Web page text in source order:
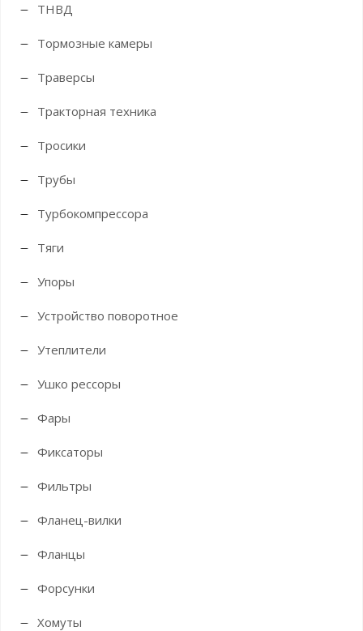
ТНВД
Тормозные камеры
Траверсы
Тракторная техника
Тросики
Трубы
Турбокомпрессора
Тяги
Упоры
Устройство поворотное
Утеплители
Ушко рессоры
Фары
Фиксаторы
Фильтры
Фланец-вилки
Фланцы
Форсунки
Хомуты